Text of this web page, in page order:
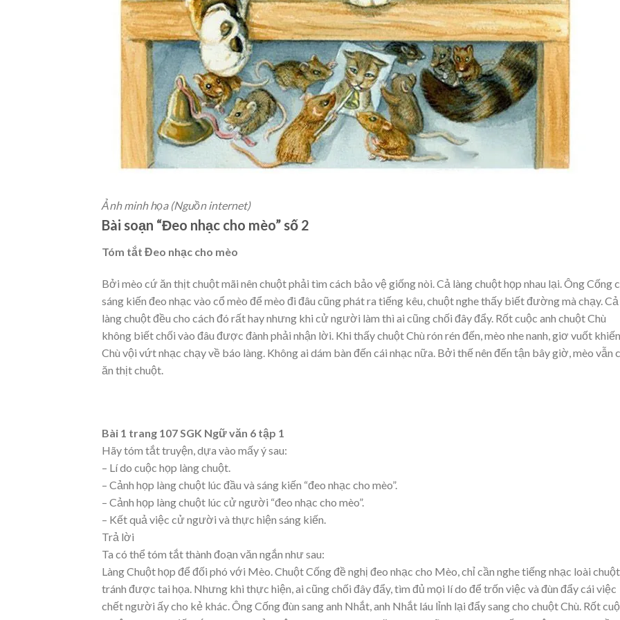
Ảnh minh họa (Nguồn internet)
Bài soạn “Đeo nhạc cho mèo” số 2
Tóm tắt Đeo nhạc cho mèo
Bởi mèo cứ ăn thịt chuột mãi nên chuột phải tìm cách bảo vệ giống nòi. Cả làng chuột họp nhau lại. Ông Cống
sáng kiến đeo nhạc vào cổ mèo để mèo đi đâu cũng phát ra tiếng kêu, chuột nghe thấy biết đường mà chạy. Cả
làng chuột đều cho cách đó rất hay nhưng khi cử người làm thì ai cũng chối đây đẩy. Rốt cuộc anh chuột Chù
không biết chối vào đâu được đành phải nhận lời. Khi thấy chuột Chù rón rén đến, mèo nhe nanh, giơ vuốt khiến
Chù vội vứt nhạc chạy về báo làng. Không ai dám bàn đến cái nhạc nữa. Bởi thế nên đến tận bây giờ, mèo vẫn
ăn thịt chuột.
Bài 1 trang 107 SGK Ngữ văn 6 tập 1
Hãy tóm tắt truyện, dựa vào mấy ý sau:
– Lí do cuộc họp làng chuột.
– Cảnh họp làng chuột lúc đầu và sáng kiến “đeo nhạc cho mèo”.
– Cảnh họp làng chuột lúc cử người “đeo nhạc cho mèo”.
– Kết quả việc cử người và thực hiện sáng kiến.
Trả lời
Ta có thể tóm tắt thành đoạn văn ngắn như sau:
Làng Chuột họp để đối phó với Mèo. Chuột Cống đề nghị đeo nhạc cho Mèo, chỉ cần nghe tiếng nhạc loài chuột
tránh được tai họa. Nhưng khi thực hiện, ai cũng chối đây đẩy, tìm đủ mọi lí do để trốn việc và đùn đẩy cái việc
chết người ấy cho kẻ khác. Ông Cống đùn sang anh Nhắt, anh Nhắt láu lỉnh lại đẩy sang cho chuột Chù. Rốt